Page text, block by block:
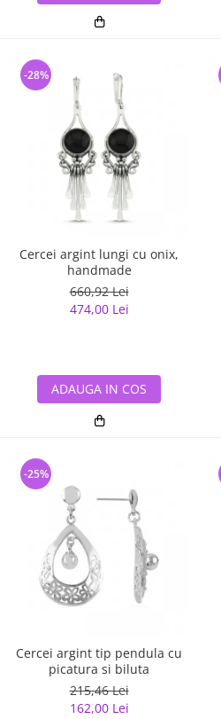
Cercei argint lungi cu onix,
handmade
660,92 Lei
474,00 Lei
-28%
ADAUGA IN COS
Cercei argint tip pendula cu
picatura si biluta
215,46 Lei
162,00 Lei
-25%